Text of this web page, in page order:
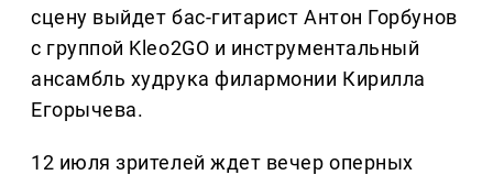
сцену выйдет бас-гитарист Антон Горбунов
с группой Kleo2GO и инструментальный
ансамбль худрука филармонии Кирилла
Егорычева.
12 июля зрителей ждет вечер оперных